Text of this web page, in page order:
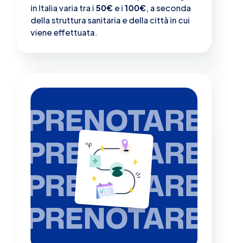
in Italia varia tra i 50€ e i100€, a seconda
della struttura sanitaria e della città in cui
viene effettuata.
PRENOTARE
PRENOTARE
PRENOTARE
PRENOTARE